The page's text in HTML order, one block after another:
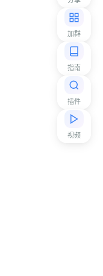
加群
指南
插件
视频